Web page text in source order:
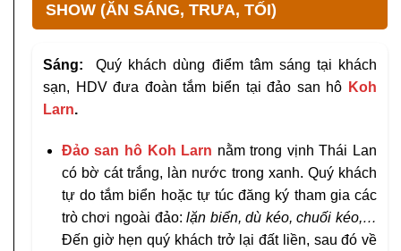
SHOW (ĂN SÁNG, TRƯA, TỐI)
Sáng: Quý khách dùng điểm tâm sáng tại khách
sạn, HDV đưa đoàn tắm biển tại đảo san hô Koh
Larn.
Đảo san hô Koh Larn nằm trong vịnh Thái Lan
có bờ cát trắng, làn nước trong xanh. Quý khách
tự do tắm biển hoặc tự túc đăng ký tham gia các
trò chơi ngoài đảo:lặn biển, dù kéo, chuối kéo,…
Đến giờ hẹn quý khách trở lại đất liền, sau đó về